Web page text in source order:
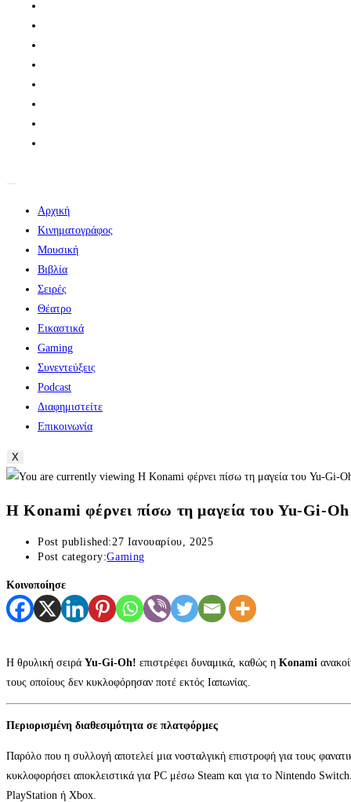
Αρχική
Κινηματογράφος
Μουσική
Βιβλία
Σειρές
Θέατρο
Εικαστικά
Gaming
Συνεντεύξεις
Podcast
Διαφημιστείτε
Επικοινωνία
X
Η Konami φέρνει πίσω τη μαγεία του Yu-Gi-
Post published: 27 Ιανουαρίου, 2025
Post category:Gaming
Κοινοποίησε
Η θρυλική σειρά Yu-Gi-Oh! επιστρέφει δυναμικά, καθώς η Konami
τους οποίους δεν κυκλοφόρησαν ποτέ εκτός Ιαπωνίας.
Περιορισμένη διαθεσιμότητα σε πλατφόρμες
Παρόλο που η συλλογή αποτελεί μια νοσταλγική επιστροφή για τους
κυκλοφορήσει αποκλειστικά για PC μέσω Steam και για το Nintendo
PlayStation ή Xbox.